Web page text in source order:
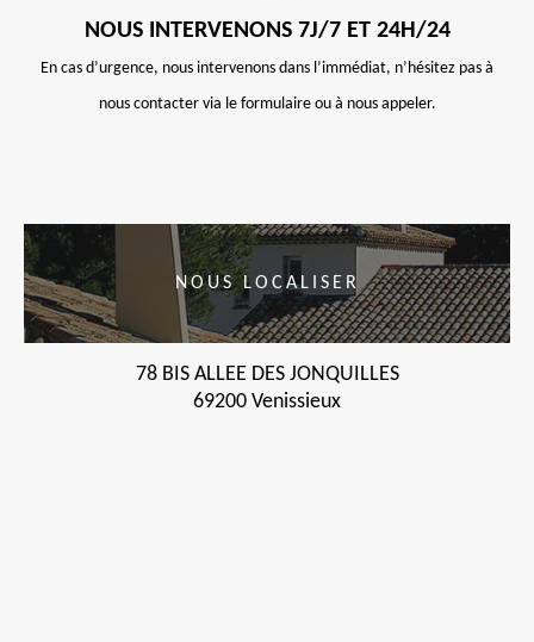
NOUS INTERVENONS 7J/7 ET 24H/24
En cas d’urgence, nous intervenons dans l’immédiat, n’hésitez pas à
nous contacter via le formulaire ou à nous appeler.
NOUS LOCALISER
78 BIS ALLEE DES JONQUILLES
69200 Venissieux